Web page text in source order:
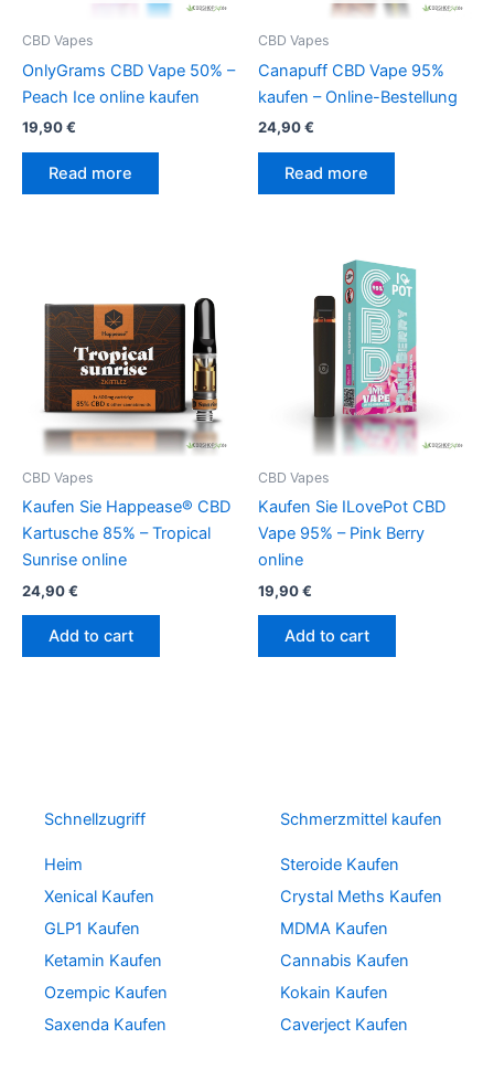
CBD Vapes
OnlyGrams CBD Vape 50% –
Peach Ice online kaufen
19,90€
Read more
CBD Vapes
Canapuff CBD Vape 95%
kaufen – Online-Bestellung
24,90€
Read more
CBD Vapes
Kaufen Sie Happease® CBD
Kartusche 85% – Tropical
Sunrise online
24,90€
Add to cart
CBD Vapes
Kaufen Sie ILovePot CBD
Vape 95% – Pink Berry
online
19,90€
Add to cart
Schnellzugriff
Heim
Xenical Kaufen
GLP1 Kaufen
Ketamin Kaufen
Ozempic Kaufen
Saxenda Kaufen
Schmerzmittel kaufen
Steroide Kaufen
Crystal Meths Kaufen
MDMA Kaufen
Cannabis Kaufen
Kokain Kaufen
Caverject Kaufen